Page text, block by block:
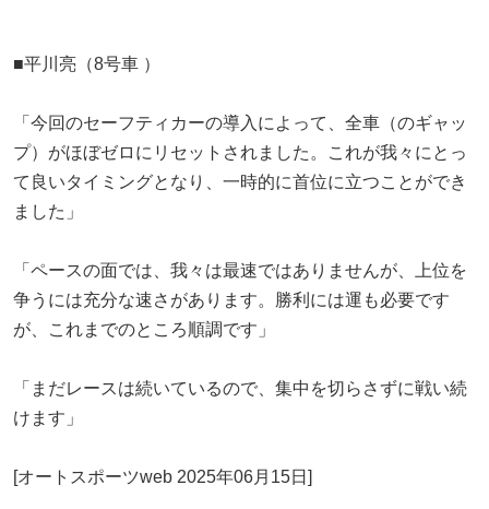
■平川亮（8号車 ）
「今回のセーフティカーの導入によって、全車（のギャッ
プ）がほぼゼロにリセットされました。これが我々にとっ
て良いタイミングとなり、一時的に首位に立つことができ
ました」
「ペースの面では、我々は最速ではありませんが、上位を
争うには充分な速さがあります。勝利には運も必要です
が、これまでのところ順調です」
「まだレースは続いているので、集中を切らさずに戦い続
けます」
[オートスポーツweb 2025年06月15日]